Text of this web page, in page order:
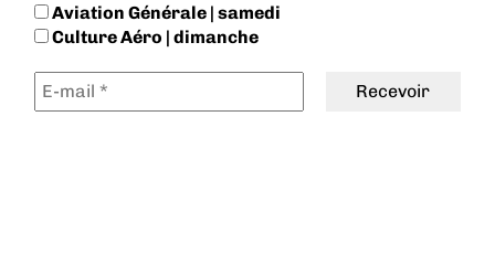
Aviation Générale | samedi
Culture Aéro | dimanche